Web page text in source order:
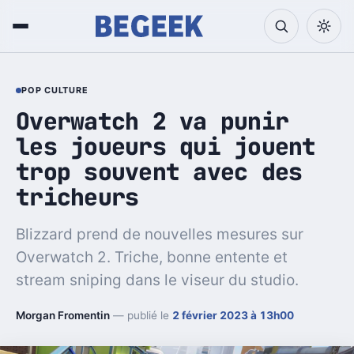
POP CULTURE
Overwatch 2 va punir
les joueurs qui jouent
trop souvent avec des
tricheurs
Blizzard prend de nouvelles mesures sur
Overwatch 2. Triche, bonne entente et
stream sniping dans le viseur du studio.
Morgan Fromentin — publié le 2 février 2023 à 13h00